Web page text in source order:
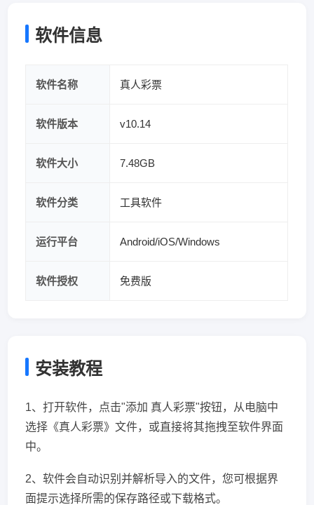
软件信息
软件名称 真人彩票
软件版本 v10.14
软件大小 7.48GB
软件分类 工具软件
运行平台 Android/iOS/Windows
软件授权 免费版
安装教程
1、打开软件，点击"添加 真人彩票"按钮，从电脑中
选择《真人彩票》文件，或直接将其拖拽至软件界面
中。
2、软件会自动识别并解析导入的文件，您可根据界
面提示选择所需的保存路径或下载格式。